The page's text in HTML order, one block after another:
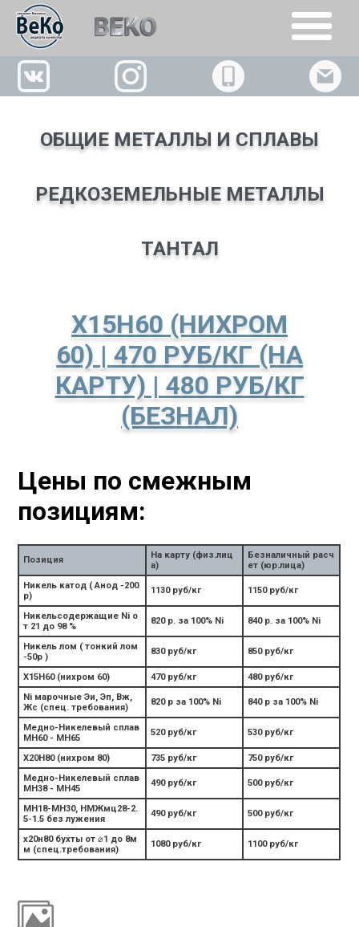
+7(926)509-02-63
ОБЩИЕ МЕТАЛЛЫ И СПЛАВЫ
РЕДКОЗЕМЕЛЬНЫЕ МЕТАЛЛЫ
ТАНТАЛ
Х15Н60 (НИХРОМ
60) | 470 РУБ/КГ (НА
КАРТУ) | 480 РУБ/КГ
(БЕЗНАЛ)
Цены по смежным
позициям:
Позиция
На карту (физ.лиц
а)
Безналичный расч
ет (юр.лица)
Никель катод ( Анод -200
р)
1130 руб/кг 1150 руб/кг
Никельсодержащие Ni о
т 21 до 98 %
820 р. за 100% Ni 840 р. за 100% Ni
Никель лом ( тонкий лом
-50р )
830 руб/кг 850 руб/кг
Х15Н60 (нихром 60) 470 руб/кг
480 руб/кг
Ni марочные Эи, Эп, Вж,
Жс (спец. требования)
820 р за 100% Ni 840 р за 100% Ni
Медно-Никелевый сплав
МН60 - МН65
520 руб/кг 530 руб/кг
Х20Н80 (нихром 80) 735 руб/кг
750 руб/кг
Медно-Никелевый сплав
МН38 - МН45
490 руб/кг 500 руб/кг
МН18-МН30, НМЖмц28-2.
5-1.5 без лужения
490 руб/кг 500 руб/кг
х20н80 бухты от ⌀1 до 8м
м (спец.требования)
1080 руб/кг 1100 руб/кг